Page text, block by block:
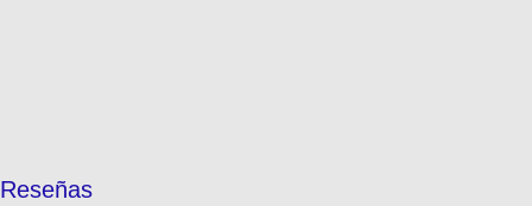
Reseñas